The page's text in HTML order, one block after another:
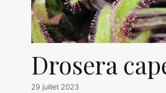
Drosera
29 juillet 2023